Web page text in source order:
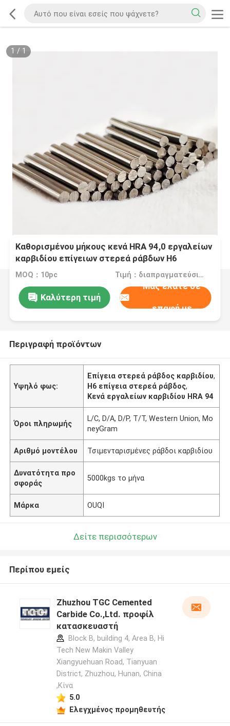
1 / 1
Καθορισμένου μήκους κενά HRA 94,0 εργαλείων
καρβιδίου επίγειων στερεά ράβδων H6
MOQ：10pc Τιμή：διαπραγματεύσιμα
Καλύτερη τιμή
Μας ελάτε σε
επαφή με
Περιγραφή προϊόντων
Υψηλό φως:
Επίγεια στερεά ράβδος καρβιδίου,
H6 επίγεια στερεά ράβδος,
Κενά εργαλείων καρβιδίου HRA 94
Όροι πληρωμής
L/C, D/A, D/P, T/T, Western Union, Mo
neyGram
Αριθμό μοντέλου Τσιμενταρισμένες ράβδοι καρβιδίου
Δυνατότητα προ
σφοράς
5000kgs το μήνα
Μάρκα OUQI
Δείτε περισσότερων
Περίπου εμείς
Zhuzhou TGC Cemented
Carbide Co.,Ltd. προφίλ
κατασκευαστή
Block B, building 4, Area B, Hi
Tech New Makin Valley
Xiangyuehuan Road, Tianyuan
District, Zhuzhou, Hunan, China
,Κίνα
5.0
Ελεγχμένος προμηθευτής